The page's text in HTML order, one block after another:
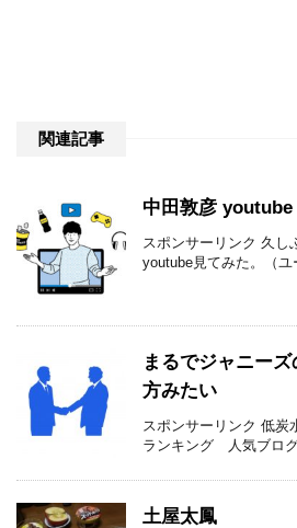
関連記事
中田敦彦 youtube
スポンサーリンク 久し
youtube見てみた。（ユ
まるでジャニー
方みたい
スポンサーリンク 低炭
ランキング 人気ブログ
土屋太鳳